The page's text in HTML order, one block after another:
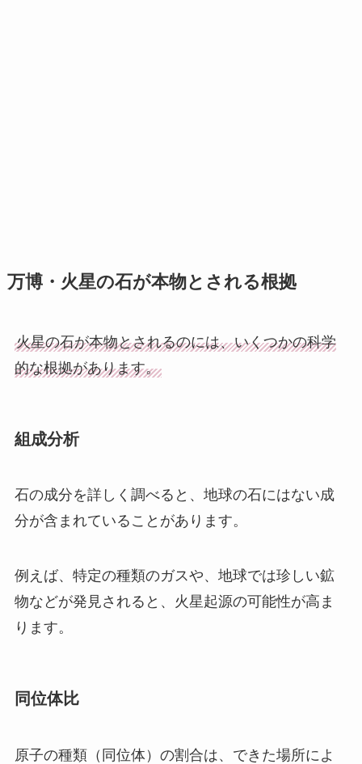
万博・火星の石が本物とされる根拠
火星の石が本物とされるのには、いくつかの科学
的な根拠があります。
組成分析
石の成分を詳しく調べると、地球の石にはない成
分が含まれていることがあります。
例えば、特定の種類のガスや、地球では珍しい鉱
物などが発見されると、火星起源の可能性が高ま
ります。
同位体比
原子の種類（同位体）の割合は、できた場所によ